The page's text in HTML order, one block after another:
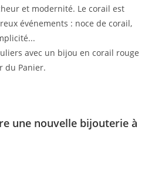
et modernité. Le corail est
événements : noce de corail,
avec un bijou en corail rouge
du Panier.
une nouvelle bijouterie à